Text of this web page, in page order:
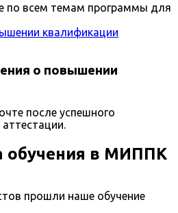
по всем темам программы для
о повышении
после успешного
обучения в МИППК
прошли наше обучение